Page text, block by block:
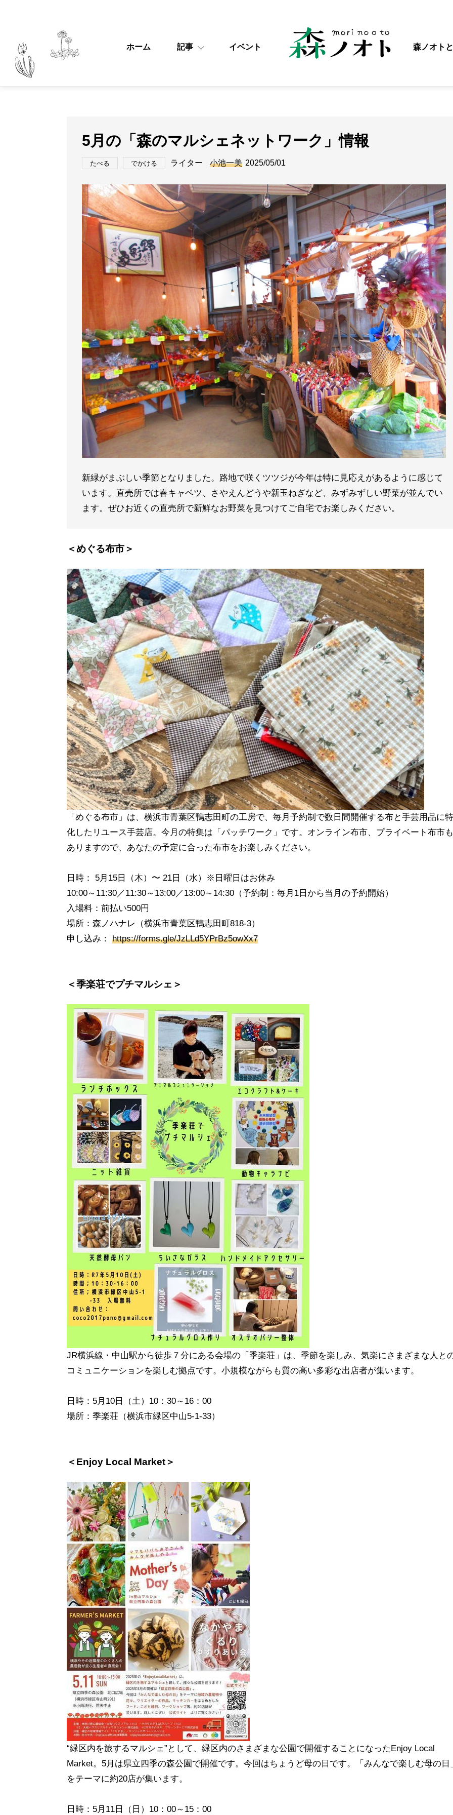
ホーム 記事 イベント 森ノオト
5月の「森のマルシェネットワーク」情報
たべる でかける ライター 小池一美 2025/05/01
新緑がまぶしい季節となりました。路地で咲くツツジが今年は特に見応えがあるように感じて
います。直売所では春キャベツ、さやえんどうや新玉ねぎなど、みずみずしい野菜が並んでい
ます。ぜひお近くの直売所で新鮮なお野菜を見つけてご自宅でお楽しみください。
＜めぐる布市＞
「めぐる布市」は、横浜市青葉区鴨志田町の工房で、毎月予約制で数日間開催する布と手芸用品に特
化したリユース手芸店。今月の特集は「パッチワーク」です。オンライン布市、プライベート布市も
ありますので、あなたの予定に合った布市をお楽しみください。
日時： 5月15日（木）〜 21日（水）※日曜日はお休み
10:00～11:30／11:30～13:00／13:00～14:30（予約制：毎月1日から当月の予約開始）
入場料：前払い500円
場所：森ノハナレ（横浜市青葉区鴨志田町818-3）
申し込み： https://forms.gle/JzLLd5YPrBz5owXx7
＜季楽荘でプチマルシェ＞
JR横浜線・中山駅から徒歩７分にある会場の「季楽荘」は、季節を楽しみ、気楽にさまざまな人と
コミュニケーションを楽しむ拠点です。小規模ながらも質の高い多彩な出店者が集います。
日時：5月10日（土）10：30～16：00
場所：季楽荘（横浜市緑区中山5-1-33）
＜Enjoy Local Market＞
“緑区内を旅するマルシェ”として、緑区内のさまざまな公園で開催することになったEnjoy Local
Market。5月は県立四季の森公園で開催です。今回はちょうど母の日です。「みんなで楽しむ母の日
をテーマに約20店が集います。
日時：5月11日（日）10：00～15：00